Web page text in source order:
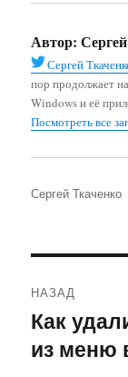
Автор:
Сергей
пор продолжает
Windows и её
Посмотреть все
Автор
Сергей Ткаченко
по
записям
НАЗАД
Предыдущая
запись:
Как
из меню